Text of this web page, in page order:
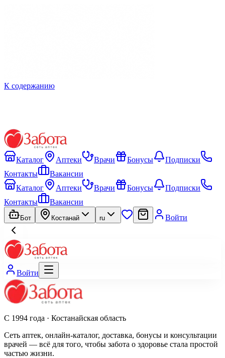
К содержанию
Каталог Аптеки Врачи Бонусы
Подписки
Контакты
Вакансии
Каталог
Аптеки Врачи Бонусы
Подписки
Контакты
Вакансии
Бот Костанай ru Войти
Войти
С 1994 года · Костанайская область
Сеть аптек, онлайн-каталог, доставка, бонусы и консультации
врачей — всё для того, чтобы забота о здоровье стала простой
частью жизни.